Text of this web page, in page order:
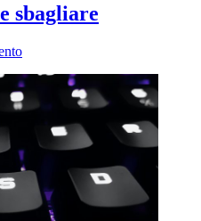
sbagliare